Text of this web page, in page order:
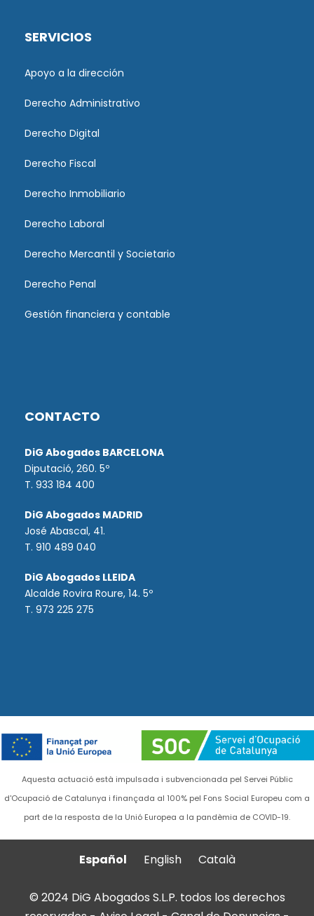
SERVICIOS
Apoyo a la dirección
Derecho Administrativo
Derecho Digital
Derecho Fiscal
Derecho Inmobiliario
Derecho Laboral
Derecho Mercantil y Societario
Derecho Penal
Gestión financiera y contable
CONTACTO
DiG Abogados BARCELONA
Diputació, 260. 5º
T. 933 184 400
DiG Abogados MADRID
José Abascal, 41.
T. 910 489 040
DiG Abogados LLEIDA
Alcalde Rovira Roure, 14. 5º
T. 973 225 275
Aquesta actuació està impulsada i subvencionada pel Servei Públic
d'Ocupació de Catalunya i finançada al 100% pel Fons Social Europeu com a
part de la resposta de la Unió Europea a la pandèmia de COVID-19.
Español English Català
© 2024 DiG Abogados S.L.P. todos los derechos